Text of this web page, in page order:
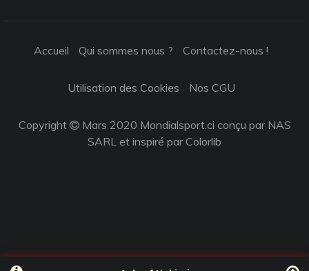
Accueil Qui sommes nous ? Contactez-nous !
Utilisation des Cookies Nos CGU
Copyright
Mars 2020 Mondialsport.ci conçu par NAS
SARL et inspiré parColorlib